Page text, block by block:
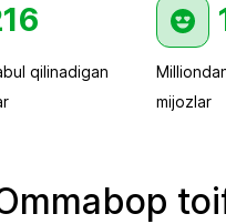
qilinadigan
mijozlar